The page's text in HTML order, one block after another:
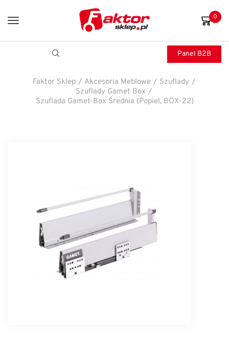
0
Panel B2B
Faktor Sklep / Akcesoria Meblowe / Szuflady /
Szuflady Gamet Box /
Szuflada Gamet-Box Średnia (Popiel, BOX-22)